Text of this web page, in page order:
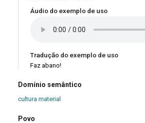
Áudio do exemplo de uso
Tradução do exemplo de uso
Faz abano!
Domínio semântico
cultura material
Povo